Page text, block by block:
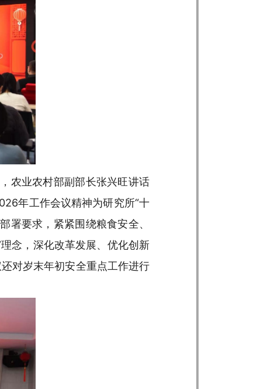
农业农村部副部长张兴旺讲话
年工作会议精神为研究所“十
署要求，紧紧围绕粮食安全、
念，深化改革发展、优化创新
对岁末年初安全重点工作进行